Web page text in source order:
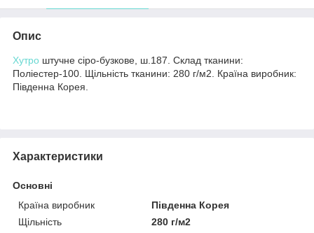
Опис
Хутро штучне сіро-бузкове, ш.187. Склад тканини:
Поліестер-100. Щільність тканини: 280 г/м2. Країна виробник:
Південна Корея.
Характеристики
Основні
Країна виробник
Південна Корея
Щільність
280 г/м2